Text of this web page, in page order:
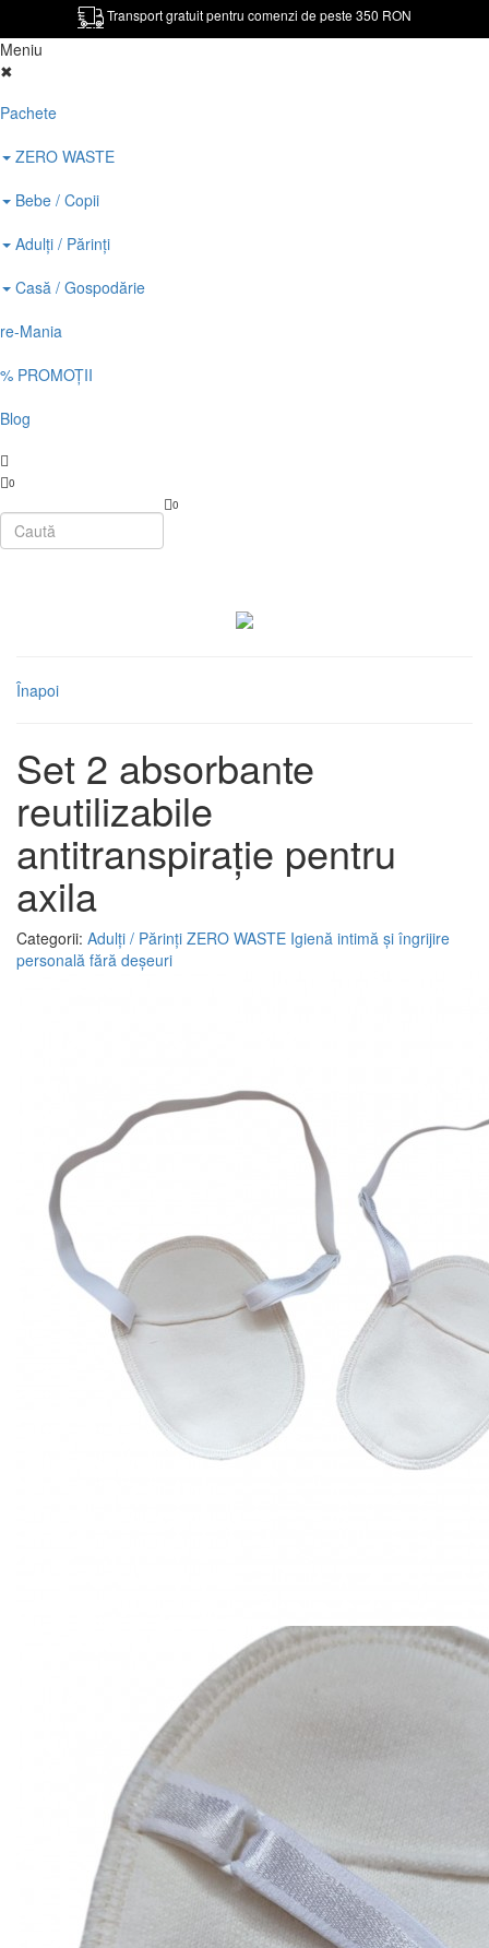
Transport gratuit pentru comenzi de peste 350 RON
Meniu
✖
Pachete
ZERO WASTE
Bebe / Copii
Adulți / Părinți
Casă / Gospodărie
re-Mania
% PROMOȚII
Blog
0
0
Înapoi
Set 2 absorbante
reutilizabile
antitranspirație pentru
axila
Categorii: Adulți / Părinți ZERO WASTE Igienă intimă și îngrijire
personală fără deșeuri